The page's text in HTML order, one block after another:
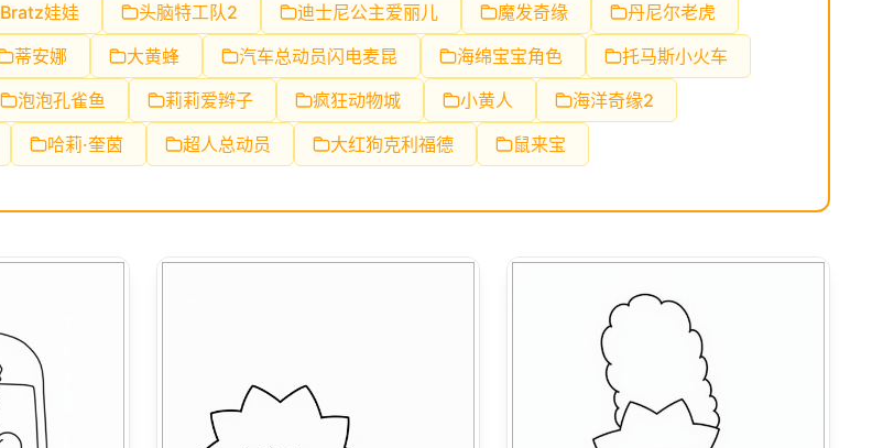
Bratz娃娃 头脑特工队2 迪士尼公主爱丽儿 魔发奇缘
丹尼尔老虎
蒂安娜 大黄蜂 汽车总动员闪电麦昆 海绵宝宝角色
托马斯小火车
泡泡孔雀鱼 莉莉爱辫子 疯狂动物城 小黄人
海洋奇缘2
哈莉·奎茵 超人总动员 大红狗克利福德 鼠来宝